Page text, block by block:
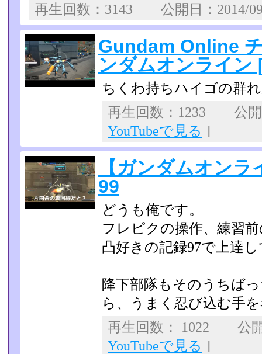
再生回数：3143 公開日：
Gundam Online
ンダムオンライン
ちくわ持ちハイゴの群
再生回数：1233 公
YouTubeで見る ]
【ガンダムオン
99
どうも俺です。
フレピクの操作、練習
凸好きの記録97で上達
降下部隊もそのうちば
ら、うまく忍び込む手
再生回数： 1022 公
YouTubeで見る ]